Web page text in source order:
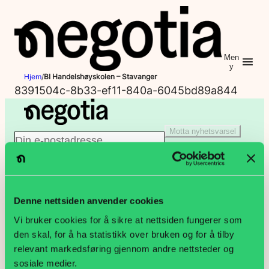
Denne nettsiden anvender cookies
Vi bruker cookies for å sikre at nettsiden fungerer som
den skal, for å ha statistikk over bruken og for å tilby
relevant markedsføring gjennom andre nettsteder og
sosiale medier.
innhold
Men
y
Hjem/BI Handelshøyskolen – Stavanger
8391504c-8b33-ef11-840a-6045bd89a844
E
p
o
s
Motta nyhetsvarsel
Klikk for å starte verifiseringen
PB 9187 Grønland, 0187 Oslo
Lakkegata 23, 0134 Oslo